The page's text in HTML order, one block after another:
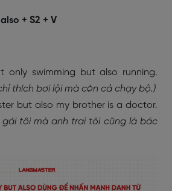
+ S2 + V
only swimming but also running.
thích bơi lội mà còn cả chạy bộ.)
but also my brother is a doctor.
gái tôi mà anh trai tôi cũng là bác